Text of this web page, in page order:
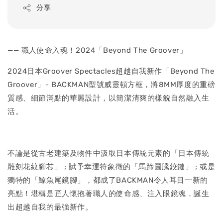
分享
—— 職人使命入魂！2024「Beyond The Groover」
2024日本Groover Spectacles超越自我新作「Beyond The
Groover」- BACKMAN型號威靈頓方框，將8MM厚度的重磅
質感、細節滿點的華麗設計，以簡潔清爽的樣貌自然融入生
活。
不論是從古老建築及物件中汲取日本傳統元素的「日本傳統
雕刻花紋腳芯」 ; 賦予幸運符象徵的「馬蹄圖騰鉸鏈」 ; 或是
獨特的「鯨魚尾鏡腳」，都成了BACKMAN令人耳目一新的
亮點！堪稱是匠人懷抱著職人的使命感、注入眼鏡魂，誕生
出超越自我的最強新作。